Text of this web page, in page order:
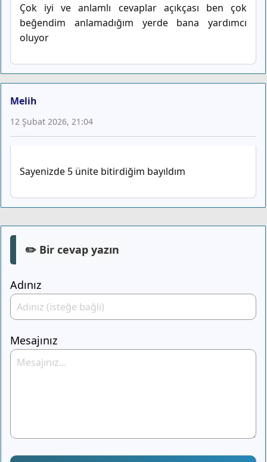
Çok iyi ve anlamlı cevaplar açıkçası ben çok
beğendim anlamadığım yerde bana yardımcı
oluyor
Melih
12 Şubat 2026, 21:04
Sayenizde 5 ünite bitirdiğim bayıldım
✏️ Bir cevap yazın
Adınız
Mesajınız